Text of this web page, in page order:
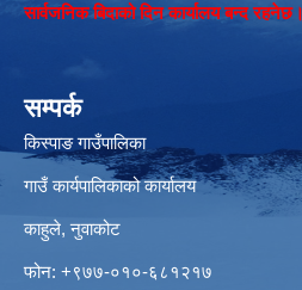
सार्वजनिक बिदाको दिन कार्यालय बन्द रहनेछ।
सम्पर्क
किस्पाङ गाउँपालिका
गाउँ कार्यपालिकाको कार्यालय
काहुले‍‍, नुवाकोट
फोन: ‌+९७७-०१०-६८१२१७